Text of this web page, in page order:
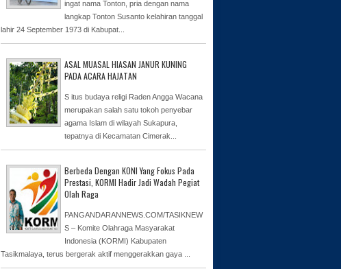
ingat nama Tonton, pria dengan nama
langkap Tonton Susanto kelahiran tanggal
lahir 24 September 1973 di Kabupat...
ASAL MUASAL HIASAN JANUR KUNING
PADA ACARA HAJATAN
S itus budaya religi Raden Angga Wacana
merupakan salah satu tokoh penyebar
agama Islam di wilayah Sukapura,
tepatnya di Kecamatan Cimerak...
Berbeda Dengan KONI Yang Fokus Pada
Prestasi, KORMI Hadir Jadi Wadah Pegiat
Olah Raga
PANGANDARANNEWS.COM/TASIKNEW
S – Komite Olahraga Masyarakat
Indonesia (KORMI) Kabupaten
Tasikmalaya, terus bergerak aktif menggerakkan gaya ...